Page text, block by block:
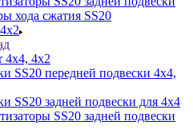
хода сжатия SS20
4х4, 4x2
SS20 передней подвески 4х4,
SS20 задней подвески для 4х4
SS20 задней подвески